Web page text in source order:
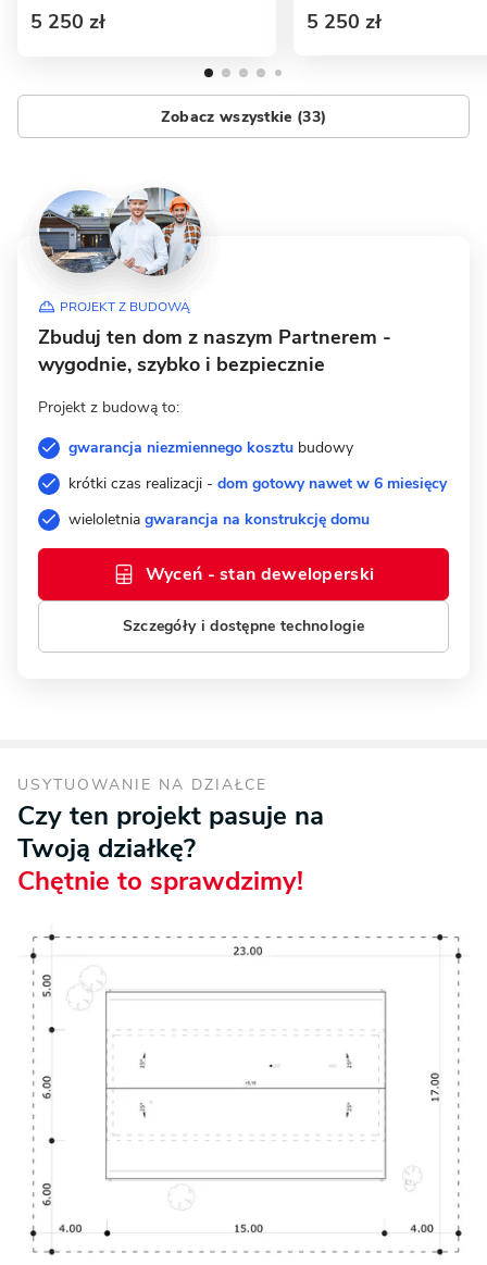
5 250 zł 5 250 zł
Zobacz wszystkie (33)
PROJEKT Z BUDOWĄ
Zbuduj ten dom z naszym Partnerem -
wygodnie, szybko i bezpiecznie
Projekt z budową to:
gwarancja niezmiennego kosztu budowy
krótki czas realizacji - dom gotowy nawet w 6 miesięcy
wieloletnia gwarancja na konstrukcję domu
Szczegóły i dostępne technologie
Wyceń - stan deweloperski
USYTUOWANIE NA DZIAŁCE
Czy ten projekt pasuje na
Twoją działkę?
Chętnie to sprawdzimy!